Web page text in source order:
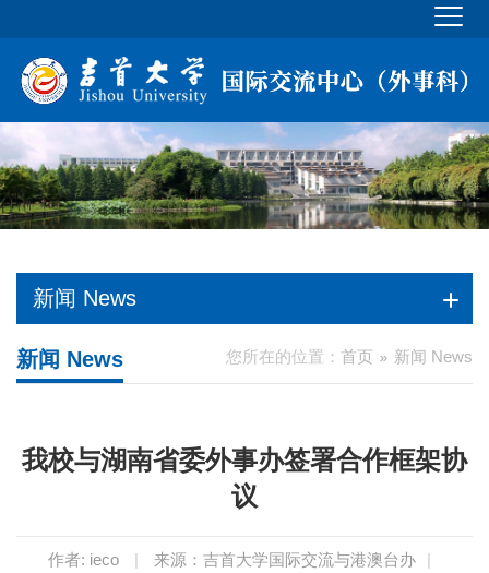
新闻 News
您所在的位置： 首页 新闻 News
新闻 News
我校与湖南省委外事办签署合作框架协
议
作者: ieco | 来源：吉首大学国际交流与港澳台办
|